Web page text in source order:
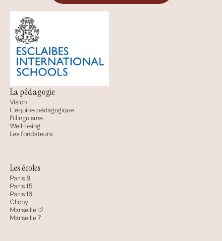
La pédagogie
Vision
L'équipe pédagogique
Bilinguisme
Well-being
Les fondateurs
Les écoles
Paris 8
Paris 15
Paris 16
Clichy
Marseille 12
Marseille 7